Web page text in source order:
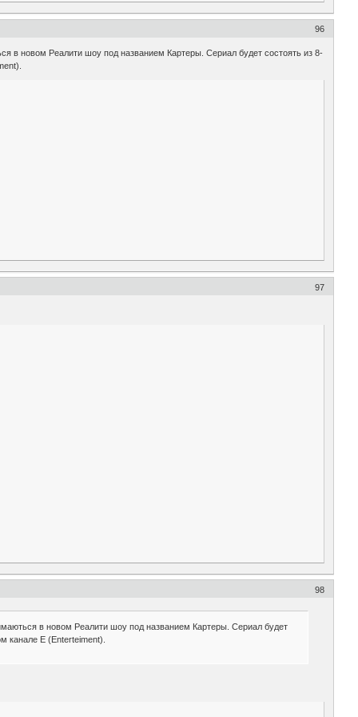
96
в новом Реалити шоу под названием Картеры. Сериал будет состоять из 8-
97
98
в новом Реалити шоу под названием Картеры. Сериал будет
канале E (Enterteiment).